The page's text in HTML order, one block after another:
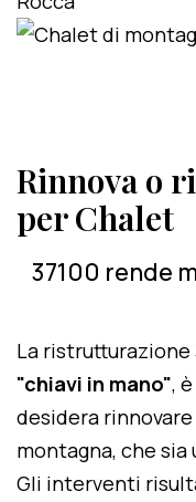
Rinnova o
per Chalet
37100 rende
La ristrutturazione
"chiavi in mano",
desidera
montagna, che sia
Gli interventi